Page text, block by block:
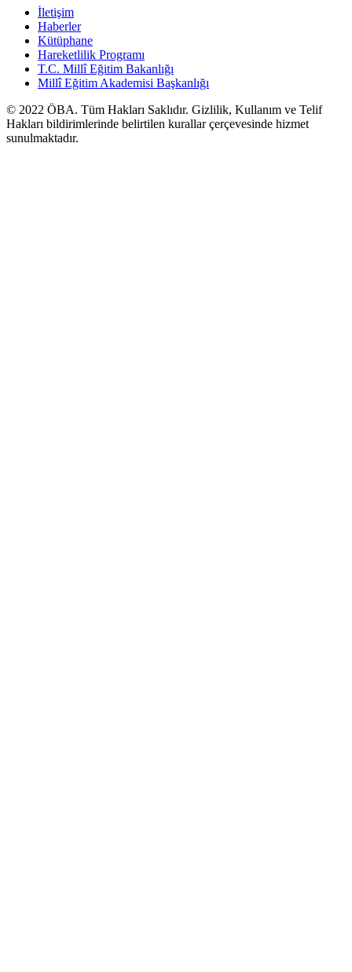
İletişim
Haberler
Kütüphane
Hareketlilik Programı
T.C. Millî Eğitim Bakanlığı
Millî Eğitim Akademisi Başkanlığı
© 2022 ÖBA. Tüm Hakları Saklıdır. Gizlilik, Kullanım ve Telif
Hakları bildirimlerinde belirtilen kurallar çerçevesinde hizmet
sunulmaktadır.